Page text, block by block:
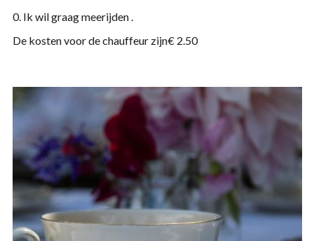
0. Ik wil graag meerijden .
De kosten voor de chauffeur zijn€ 2.50